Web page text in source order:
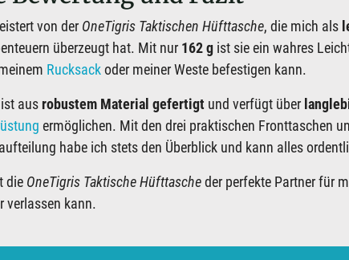
von der OneTigris Taktischen Hüfttasche, die mich als
überzeugt hat. Mit nur 162 g ist sie ein wahres
Rucksackoder meiner Weste befestigen kann.
aus robustem Material gefertigt und verfügt über
ermöglichen. Mit den drei praktischen Fronttaschen
habe ich stets den Überblick und kann alles
die OneTigris Taktische Hüfttascheder perfekte Partner für
verlassen kann.